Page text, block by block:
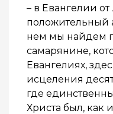
– в Евангелии
положительный
нем мы найдем
самарянине,
Евангелиях,
исцеления
где
Христа был, как